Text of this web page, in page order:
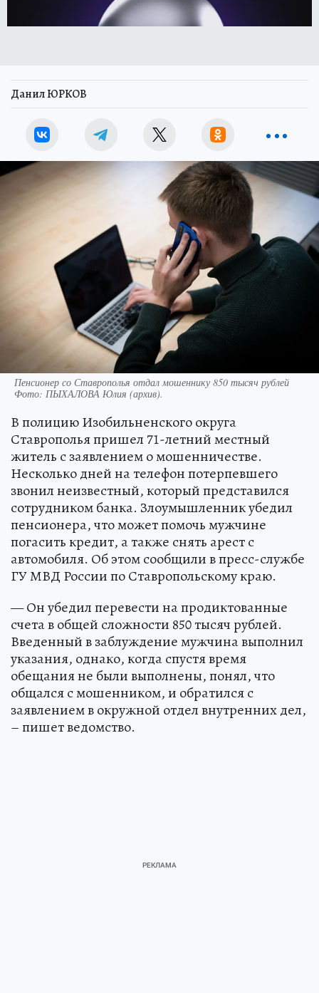
Данил ЮРКОВ
Пенсионер со Ставрополья отдал мошеннику 850 тысяч рублей
Фото: ПЫХАЛОВА Юлия (архив).
В полицию Изобильненского округа
Ставрополья пришел 71-летний местный
житель с заявлением о мошенничестве.
Несколько дней на телефон потерпевшего
звонил неизвестный, который представился
сотрудником банка. Злоумышленник убедил
пенсионера, что может помочь мужчине
погасить кредит, а также снять арест с
автомобиля. Об этом сообщили в пресс-службе
ГУ МВД России по Ставропольскому краю.
— Он убедил перевести на продиктованные
счета в общей сложности 850 тысяч рублей.
Введенный в заблуждение мужчина выполнил
указания, однако, когда спустя время
обещания не были выполнены, понял, что
общался с мошенником, и обратился с
заявлением в окружной отдел внутренних дел,
– пишет ведомство.